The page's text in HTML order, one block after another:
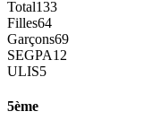
Total133
Filles64
Garçons69
SEGPA12
ULIS5
5ème